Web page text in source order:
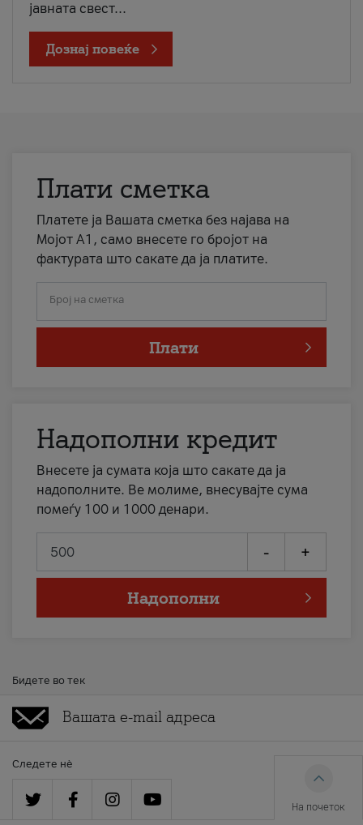
јавната свест...
Дознај повеќе
Плати сметка
Платете ја Вашата сметка без најава на
Мојот А1, само внесете го бројот на
фактурата што сакате да ја платите.
Број на сметка
Плати
Надополни кредит
Внесете ја сумата која што сакате да ја
надополните. Ве молиме, внесувајте сума
помеѓу 100 и 1000 денари.
- +
Надополни
Бидете во тек
Следете нè
На почеток